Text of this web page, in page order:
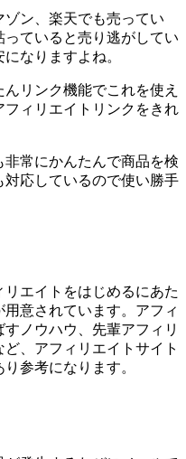
ン、楽天でも売ってい
ていると売り逃がしてい
なりますよね。
リンク機能でこれを使え
ィリエイトリンクをきれ
常にかんたんで商品を検
応しているので使い勝手
エイトをはじめるにあた
意されています。アフィ
ノウハウ、先輩アフィリ
、アフィリエイトサイト
参考になります。